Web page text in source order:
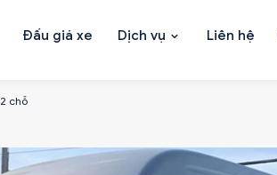
Đấu giá xe Dịch vụ Liên hệ
2 chỗ